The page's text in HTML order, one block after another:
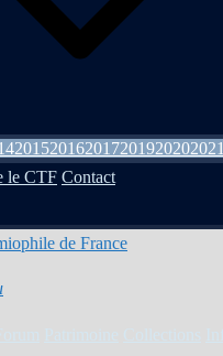
201520162017201920202021
le CTF Contact